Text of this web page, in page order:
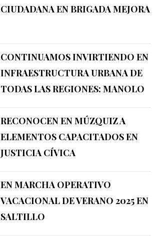
CIUDADANA EN BRIGADA MEJORA
CONTINUAMOS INVIRTIENDO EN
INFRAESTRUCTURA URBANA DE
TODAS LAS REGIONES: MANOLO
RECONOCEN EN MÚZQUIZ A
ELEMENTOS CAPACITADOS EN
JUSTICIA CÍVICA
EN MARCHA OPERATIVO
VACACIONAL DE VERANO 2025 EN
SALTILLO